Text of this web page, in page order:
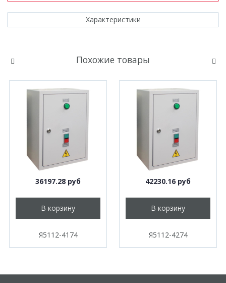
Характеристики
Похожие товары
36197.28 руб
В корзину
Я5112-4174
42230.16 руб
В корзину
Я5112-4274